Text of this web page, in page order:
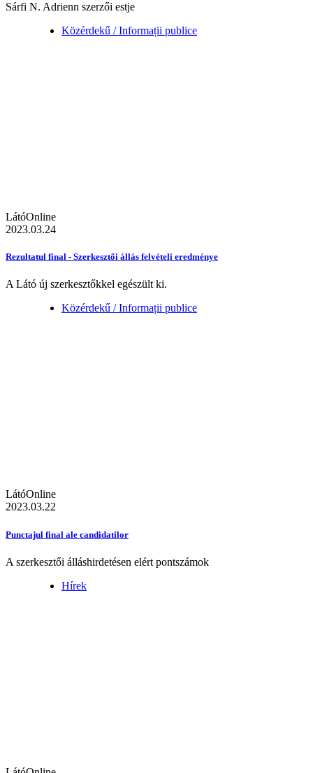
Sárfi N. Adrienn szerzői estje
Közérdekű / Informații publice
LátóOnline
2023.03.24
Rezultatul final - Szerkesztői állás felvételi eredménye
A Látó új szerkesztőkkel egészült ki.
Közérdekű / Informații publice
LátóOnline
2023.03.22
Punctajul final ale candidatilor
A szerkesztői álláshirdetésen elért pontszámok
Hírek